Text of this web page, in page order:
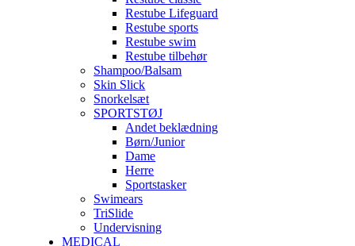
Restube Lifeguard
Restube sports
Restube swim
Restube tilbehør
Shampoo/Balsam
Skin Slick
Snorkelsæt
SPORTSTØJ
Andet beklædning
Børn/Junior
Dame
Herre
Sportstasker
Swimears
TriSlide
Undervisning
MEDICAL